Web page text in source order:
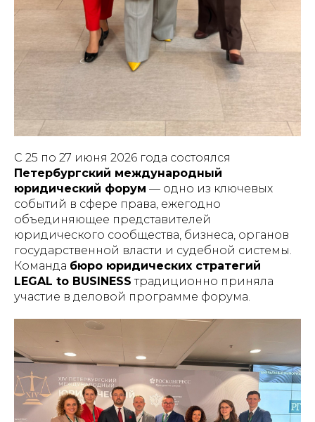
С 25 по 27 июня 2026 года состоялся
Петербургский международный
юридический форум — одно из ключевых
событий в сфере права, ежегодно
объединяющее представителей
юридического сообщества, бизнеса, органов
государственной власти и судебной системы.
Команда бюро юридических стратегий
LEGAL to BUSINESS традиционно приняла
участие в деловой программе форума.